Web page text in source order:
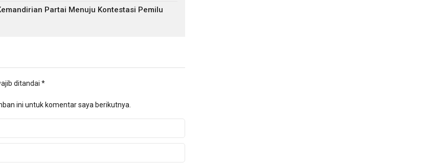
Partai Menuju Kontestasi Pemilu
ditandai *
ini untuk komentar saya berikutnya.